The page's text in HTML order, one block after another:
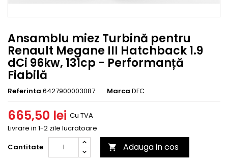
Ansamblu miez Turbină pentru
Renault Megane III Hatchback 1.9
dCi 96kw, 131cp - Performanță
Fiabilă
Referinta 6427900003087 Marca DFC
665,50 lei Cu TVA
Livrare in 1-2 zile lucratoare
Cantitate
 Adauga in cos